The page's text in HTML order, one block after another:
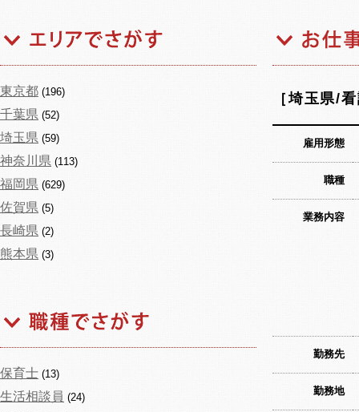
東京都 (196)
千葉県 (52)
埼玉県 (59)
神奈川県 (113)
福岡県 (629)
佐賀県 (5)
長崎県 (2)
熊本県 (3)
保育士 (13)
生活相談員 (24)
［埼玉県/
雇用形態
職種
業務内容
勤務先
勤務地